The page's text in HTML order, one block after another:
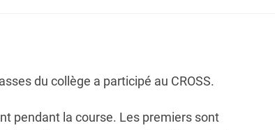
du collège a participé au CROSS.
pendant la course. Les premiers sont